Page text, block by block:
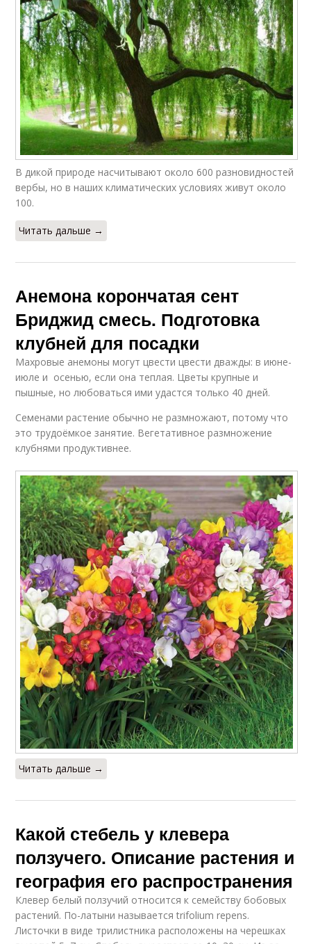
В дикой природе насчитывают около 600 разновидностей
вербы, но в наших климатических условиях живут около
100.
Читать дальше →
Анемона корончатая сент
Бриджид смесь. Подготовка
клубней для посадки
Махровые анемоны могут цвести цвести дважды: в июне-
июле и осенью, если она теплая. Цветы крупные и
пышные, но любоваться ими удастся только 40 дней.
Семенами растение обычно не размножают, потому что
это трудоёмкое занятие. Вегетативное размножение
клубнями продуктивнее.
Читать дальше →
Какой стебель у клевера
ползучего. Описание растения и
география его распространения
Клевер белый ползучий относится к семейству бобовых
растений. По-латыни называется trifolium repens.
Листочки в виде трилистника расположены на черешках